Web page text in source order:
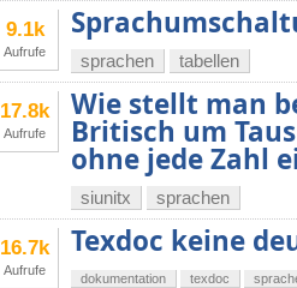
9.1k
Aufrufe sprachen tabellen
17.8k
Aufrufe
Wie stellt man
Britisch um
ohne jede Zahl
siunitx sprachen
16.7k
Aufrufe
Texdoc keine
dokumentation texdoc